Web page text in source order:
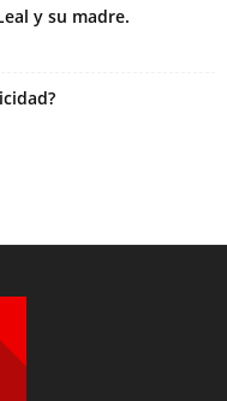
y su madre.